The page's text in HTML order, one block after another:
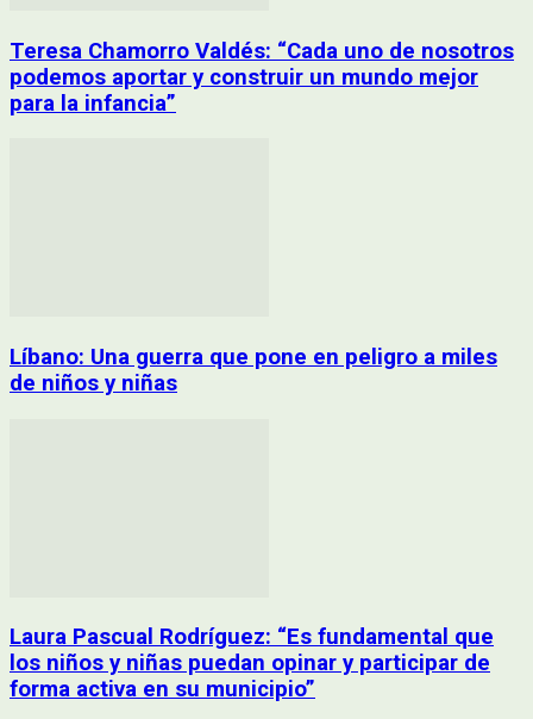
Teresa Chamorro Valdés: “Cada uno de nosotros
podemos aportar y construir un mundo mejor
para la infancia”
Líbano: Una guerra que pone en peligro a miles
de niños y niñas
Laura Pascual Rodríguez: “Es fundamental que
los niños y niñas puedan opinar y participar de
forma activa en su municipio”